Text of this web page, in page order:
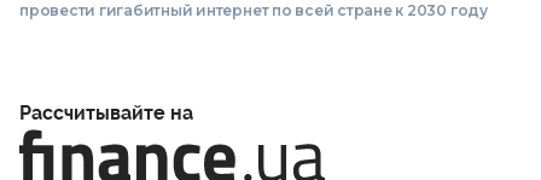
провести гигабитный интернет по всей стране к 2030 году
Рассчитывайте на